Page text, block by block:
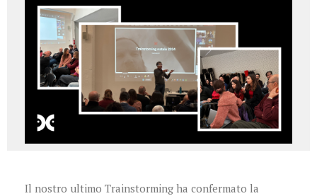
Il nostro ultimo Trainstorming ha confermato la